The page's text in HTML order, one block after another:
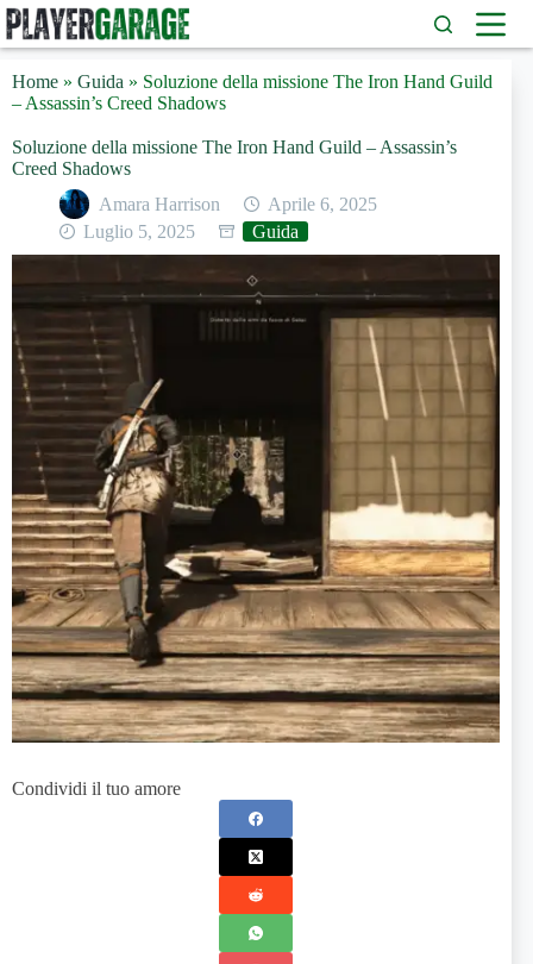
Salta
al
contenuto
Home » Guida » Soluzione della missione The Iron Hand Guild
– Assassin’s Creed Shadows
Soluzione della missione The Iron Hand Guild – Assassin’s
Creed Shadows
Amara Harrison
Aprile 6, 2025
Luglio 5, 2025
Guida
Condividi il tuo amore